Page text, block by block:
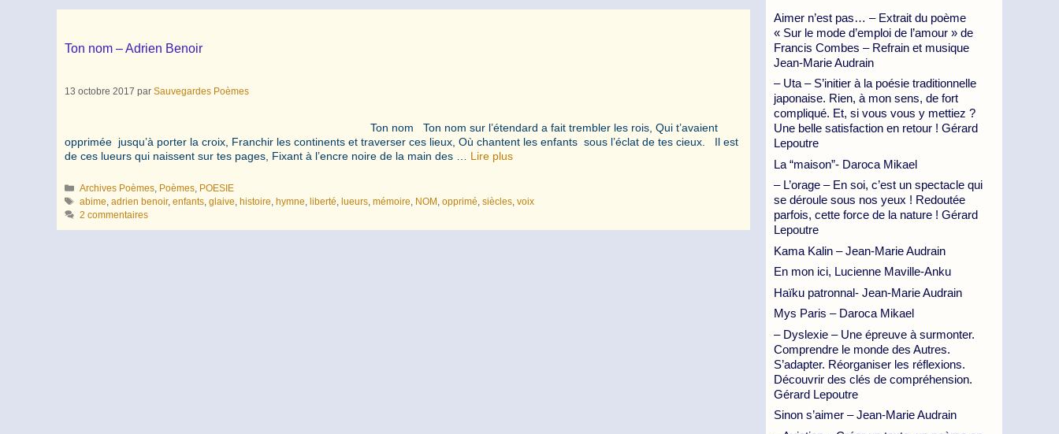
Ton nom – Adrien Benoir
13 octobre 2017 par Sauvegardes Poèmes
Ton nom Ton nom sur l’étendard a fait trembler les rois, Qui t’avaient
opprimée jusqu’à porter la croix, Franchir les continents et traverser ces lieux, Où chantent les enfants sous l’éclat de tes cieux. Il est
de ces lueurs qui naissent sur tes pages, Fixant à l’encre noire de la main des … Lire plus
Catégories
Archives Poèmes, Poèmes, POESIE
Étiquettes
abime,adrien benoir,enfants,glaive, histoire, hymne, liberté, lueurs,mémoire, NOM ,opprimé,siècles,voix
2 commentaires
Aimer n’est pas… – Extrait du poème
« Sur le mode d’emploi de l’amour » de
Francis Combes – Refrain et musique
Jean-Marie Audrain
– Uta – S’initier à la poésie traditionnelle
japonaise. Rien, à mon sens, de fort
compliqué. Et, si vous vous y mettiez ?
Une belle satisfaction en retour ! Gérard
Lepoutre
La “maison”- Daroca Mikael
– L’orage – En soi, c’est un spectacle qui
se déroule sous nos yeux ! Redoutée
parfois, cette force de la nature ! Gérard
Lepoutre
Kama Kalin – Jean-Marie Audrain
En mon ici, Lucienne Maville-Anku
Haïku patronnal- Jean-Marie Audrain
Mys Paris – Daroca Mikael
– Dyslexie – Une épreuve à surmonter.
Comprendre le monde des Autres.
S’adapter. Réorganiser les réflexions.
Découvrir des clés de compréhension.
Gérard Lepoutre
Sinon s’aimer – Jean-Marie Audrain